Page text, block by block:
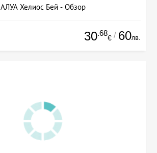
АЛУА Хелиос Бей - Обзор
30.68
€ / 60лв.